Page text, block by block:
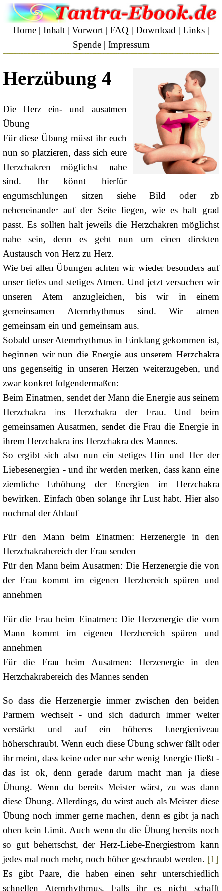
Home | Inhalt | Vorwort | FAQ | Download | Links |
Spende| Impressum
Herzübung 4
Die Herz ein- und ausatmen
Übung
Für diese Übung müsst ihr euch
nun so platzieren, dass sich eure
Herzchakren möglichst nahe
sind. Ihr könnt hierfür
engumschlungen sitzen siehe Bild oder zb
nebeneinander auf der Seite liegen, wie es halt grad
passt. Es sollten halt jeweils die Herzchakren möglichst
nahe sein, denn es geht nun um einen direkten
Austausch von Herz zu Herz.
Wie bei allen Übungen achten wir wieder besonders auf
unser tiefes und stetiges Atmen. Und jetzt versuchen wir
unseren Atem anzugleichen, bis wir in einem
gemeinsamen Atemrhythmus sind. Wir atmen
gemeinsam ein und gemeinsam aus.
Sobald unser Atemrhythmus in Einklang gekommen ist,
beginnen wir nun die Energie aus unserem Herzchakra
uns gegenseitig in unseren Herzen weiterzugeben, und
zwar konkret folgendermaßen:
Beim Einatmen, sendet der Mann die Energie aus seinem
Herzchakra ins Herzchakra der Frau. Und beim
gemeinsamen Ausatmen, sendet die Frau die Energie in
ihrem Herzchakra ins Herzchakra des Mannes.
So ergibt sich also nun ein stetiges Hin und Her der
Liebesenergien - und ihr werden merken, dass kann eine
ziemliche Erhöhung der Energien im Herzchakra
bewirken. Einfach üben solange ihr Lust habt. Hier also
nochmal der Ablauf
Für den Mann beim Einatmen: Herzenergie in den
Herzchakrabereich der Frau senden
Für den Mann beim Ausatmen: Die Herzenergie die von
der Frau kommt im eigenen Herzbereich spüren und
annehmen
Für die Frau beim Einatmen: Die Herzenergie die vom
Mann kommt im eigenen Herzbereich spüren und
annehmen
Für die Frau beim Ausatmen: Herzenergie in den
Herzchakrabereich des Mannes senden
So dass die Herzenergie immer zwischen den beiden
Partnern wechselt - und sich dadurch immer weiter
verstärkt und auf ein höheres Energieniveau
höherschraubt. Wenn euch diese Übung schwer fällt oder
ihr meint, dass keine oder nur sehr wenig Energie fließt -
das ist ok, denn gerade darum macht man ja diese
Übung. Wenn du bereits Meister wärst, zu was dann
diese Übung. Allerdings, du wirst auch als Meister diese
Übung noch immer gerne machen, denn es gibt ja nach
oben kein Limit. Auch wenn du die Übung bereits noch
so gut beherrschst, der Herz-Liebe-Energiestrom kann
jedes mal noch mehr, noch höher geschraubt werden. [1]
Es gibt Paare, die haben einen sehr unterschiedlich
schnellen Atemrhythmus. Falls ihr es nicht schafft